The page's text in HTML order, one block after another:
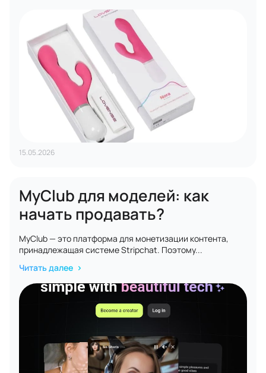
15.05.2026
MyClub для моделей: как
начать продавать?
MyClub — это платформа для монетизации контента,
принадлежащая системе Stripchat. Поэтому...
Читать далее